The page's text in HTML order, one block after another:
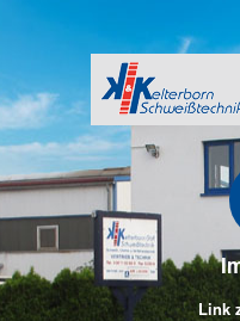
Link